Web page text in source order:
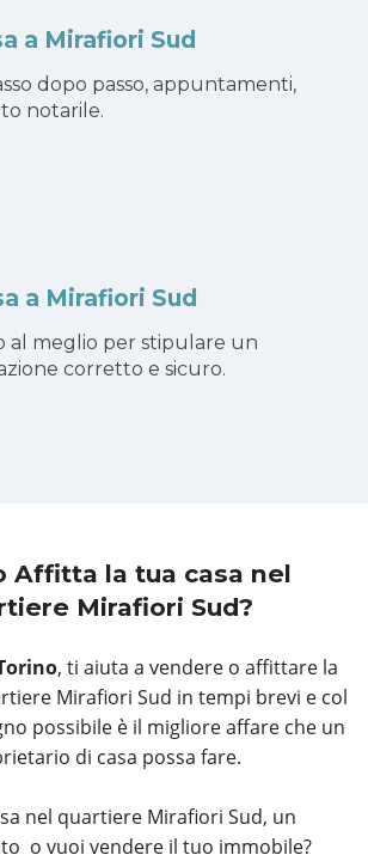
a Mirafiori Sud
dopo passo, appuntamenti,
notarile.
a Mirafiori Sud
al meglio per stipulare un
corretto e sicuro.
Affitta la tua casa nel
Mirafiori Sud?
, ti aiuta a vendere o affittare la
Mirafiori Sud in tempi brevi e col
possibile è il migliore affare che un
di casa possa fare.
nel quartiere Mirafiori Sud, un
o vuoi vendere il tuo immobile?